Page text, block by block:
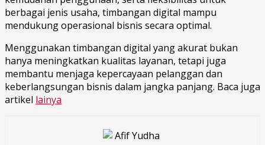
berbagai jenis usaha, timbangan digital mampu
mendukung operasional bisnis secara optimal.
Menggunakan timbangan digital yang akurat bukan
hanya meningkatkan kualitas layanan, tetapi juga
membantu menjaga kepercayaan pelanggan dan
keberlangsungan bisnis dalam jangka panjang. Baca juga
artikel lainya